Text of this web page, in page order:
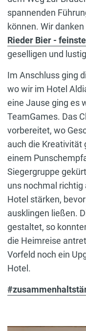
spannenden
können. Wir
Rieder Bier -
geselligen und
Im Anschluss ging
wo wir im Hotel
eine Jause ging es
TeamGames. Das
vorbereitet, wo
auch die Kreativität
einem
Siegergruppe
uns nochmal richtig
Hotel stärken,
ausklingen ließen.
gestaltet, so
die Heimreise
Vorfeld noch ein
Hotel.